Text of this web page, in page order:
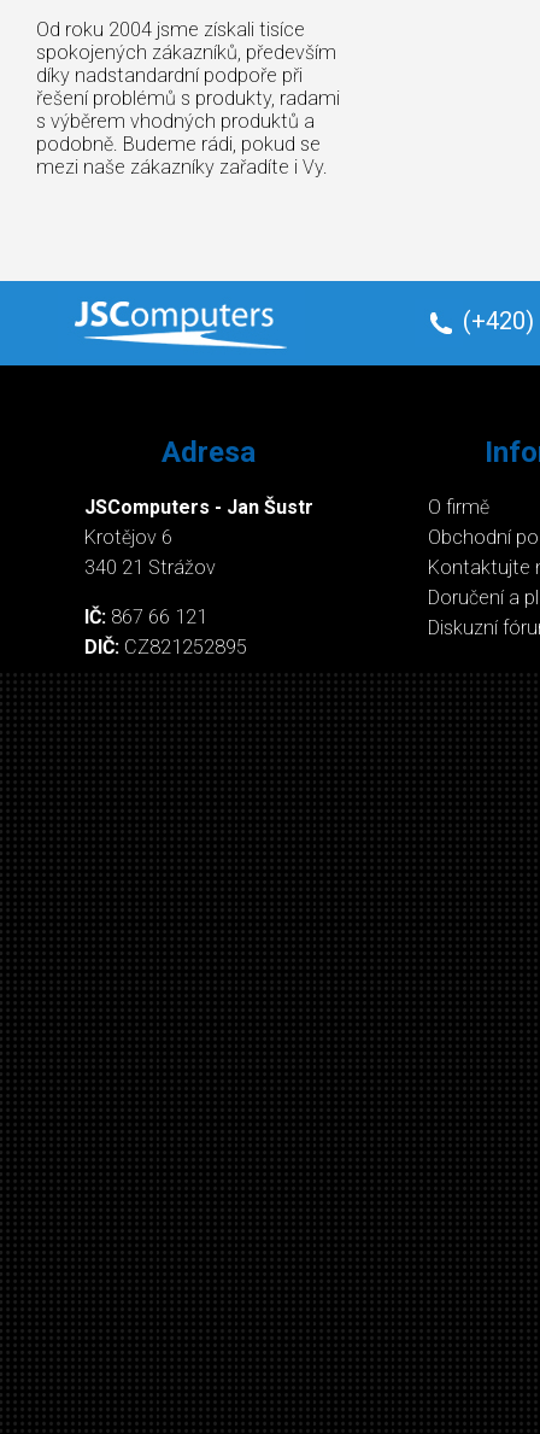
Od roku 2004 jsme získali tisíce
spokojených zákazníků, především
díky nadstandardní podpoře při
řešení problémů s produkty, radami
s výběrem vhodných produktů a
podobně. Budeme rádi, pokud se
mezi naše zákazníky zařadíte i Vy.
(+420)
Adresa
JSComputers - Jan Šustr
Krotějov 6
340 21 Strážov
IČ: 867 66 121
DIČ: CZ821252895
O firmě
Obchodní
Kontaktujte
Doručení a
Diskuzní